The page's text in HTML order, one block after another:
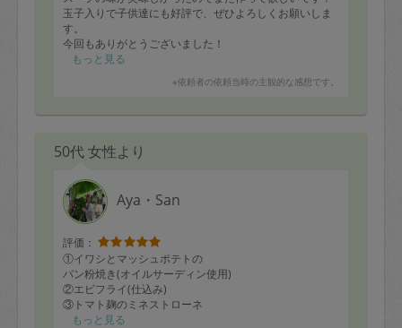
玉子入りで子供達にも好評で、ぜひよろしくお願いしま
す。
今回もありがとうございました！
もっと見る
※依頼者の依頼当時の主観的な感想です。
50代 女性より
Aya・San
評価：
①イワシとマッシュポテトの
パン粉焼き(オイルサーディン使用)
②エビフライ(仕込み)
③トマト麹のミネストローネ
④牡蠣のちぢみ
もっと見る